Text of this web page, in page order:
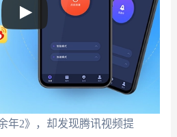
年2》，却发现腾讯视频提